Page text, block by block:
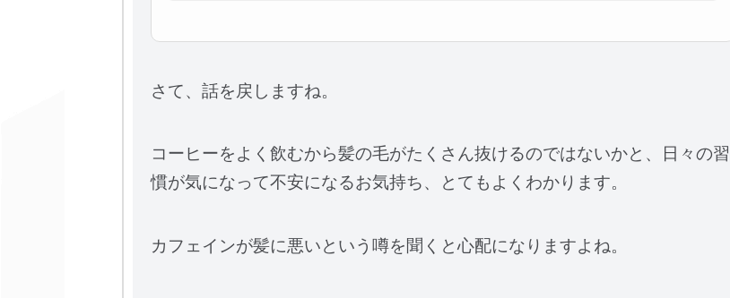
さて、話を戻しますね。
コーヒーをよく飲むから髪の毛がたくさん抜けるのではないかと、日々の習
慣が気になって不安になるお気持ち、とてもよくわかります。
カフェインが髪に悪いという噂を聞くと心配になりますよね。